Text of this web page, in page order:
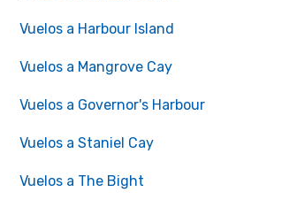
Vuelos a Harbour Island
Vuelos a Mangrove Cay
Vuelos a Governor's Harbour
Vuelos a Staniel Cay
Vuelos a The Bight